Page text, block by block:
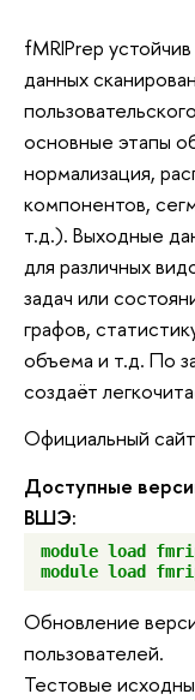
fMRIPrep
данных
основные этапы
нормализация,
компонентов,
т.д.). Выходные
для различных
задач или
графов,
объема и т.д. По
создаёт
Официальный
Доступные
ВШЭ:
module load
module load
Обновление
пользователей.
Тестовые